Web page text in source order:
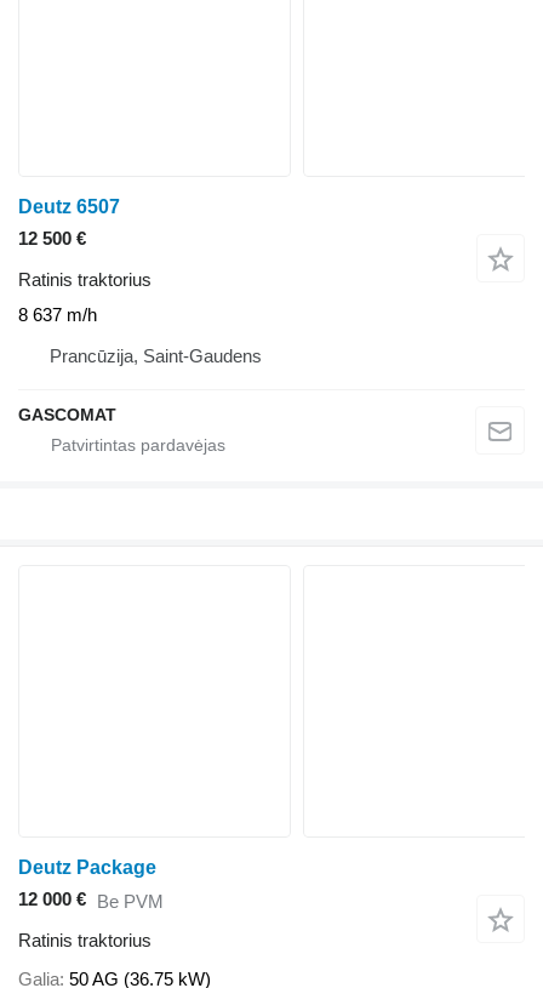
Deutz 6507
12 500 €
Ratinis traktorius
8 637 m/h
Prancūzija, Saint-Gaudens
GASCOMAT
Deutz Package
12 000 € Be PVM
Ratinis traktorius
Galia 50 AG (36.75 kW)